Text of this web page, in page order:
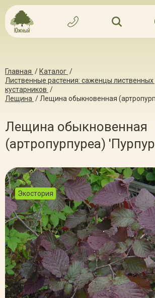
Главная / Каталог /
Лиственные растения: саженцы
кустарников /
Лещина / Лещина обыкновенная
Лещина обыкновенная
(артропурпуреа)
Экостория